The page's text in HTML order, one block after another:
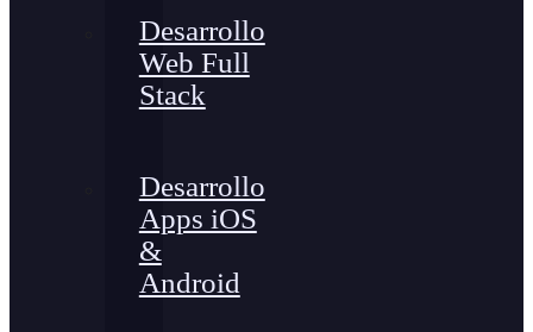
Desarrollo
Web Full
Stack
Desarrollo
Apps iOS
&
Android